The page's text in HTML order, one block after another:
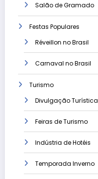
Salão de Gramado
Festas Populares
Réveillon no Brasil
Carnaval no Brasil
Turismo
Divulgação Turística
Feiras de Turismo
Indústria de Hotéis
Temporada Inverno